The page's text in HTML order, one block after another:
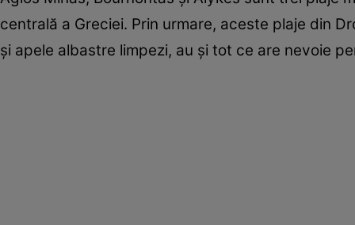
centrală a Greciei. Prin urmare, aceste plaje din
și apele albastre limpezi, au și tot ce are nevoie